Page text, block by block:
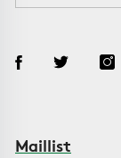
Maillist